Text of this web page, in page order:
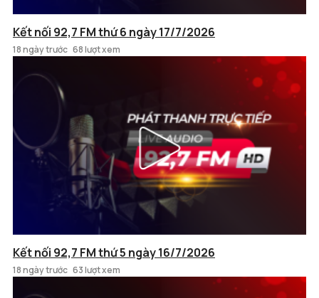
Kết nối 92,7 FM thứ 6 ngày 17/7/2026
18 ngày trước 68 lượt xem
Kết nối 92,7 FM thứ 5 ngày 16/7/2026
18 ngày trước 63 lượt xem